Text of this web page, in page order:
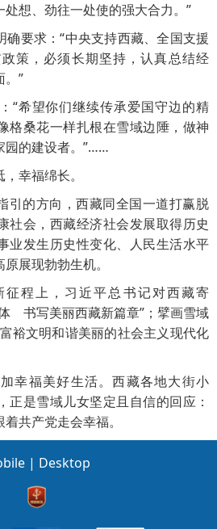
想、劲往一处使的强大合力。”
确要求：“中央支持西藏、全国支援
策，必须长期坚持，认真总结经
。”
“希望你们继续传承爱国守边的精
格桑花一样扎根在雪域边陲，做神
园的建设者。”……
幸福绵长。
引的方向，西藏同全国一道打赢脱
社会，西藏经济社会发展取得历史
业发生历史性变化、人民生活水平
展现勃勃生机。
征程上，习近平总书记对西藏寄
书写美丽西藏新篇章”；擘画雪域
裕文明和谐美丽的社会主义现代化
幸福美好生活。西藏各地大街小
正是雪域儿女坚定且自信的回应：
共产党走会幸福。
| Desktop